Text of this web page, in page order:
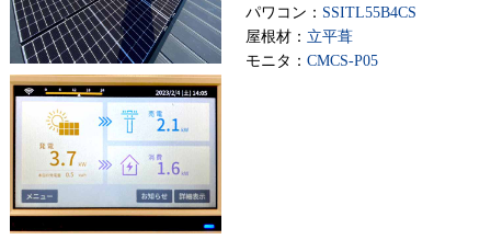
パワコン： SSITL55B4CS
屋根材： 立平葺
モニタ： CMCS-P05